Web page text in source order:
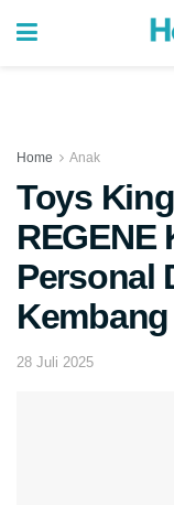
Home Anak
Toys
REGENE
Personal
28 Juli 2025